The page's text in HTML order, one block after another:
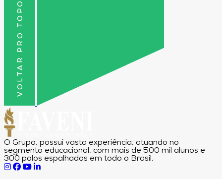
VOLTAR PRO TOPO
O Grupo, possui vasta experiência, atuando no
segmento educacional, com mais de 500 mil alunos e
300 polos espalhados em todo o Brasil.